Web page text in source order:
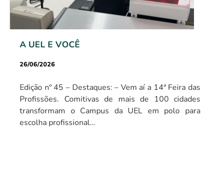
A UEL E VOCÊ
26/06/2026
Edição nº 45 – Destaques: – Vem aí a 14ª Feira das
Profissões. Comitivas de mais de 100 cidades
transformam o Campus da UEL em polo para
escolha profissional…